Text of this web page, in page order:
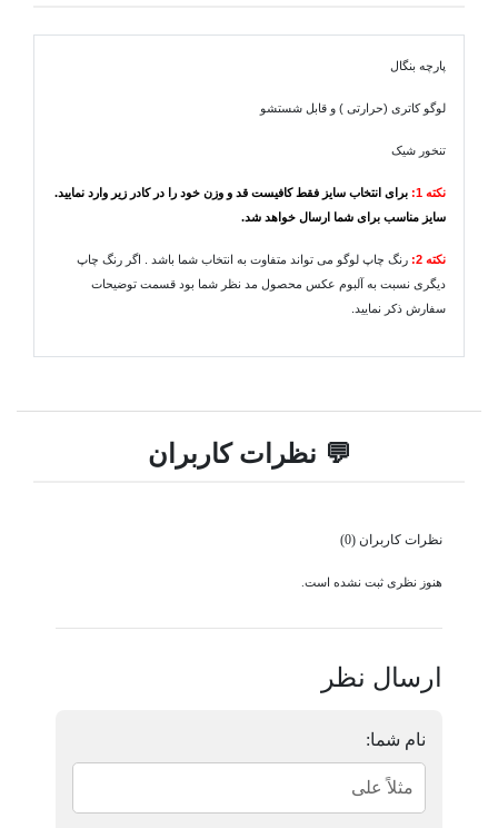
پارچه بنگال
لوگو کاتری (حرارتی ) و قابل شستشو
تنخور شیک
نکته 1:
برای انتخاب سایز فقط کافیست قد و وزن خود را در کادر زیر وارد نمایید.
سایز مناسب برای شما ارسال خواهد شد.
نکته 2:
رنگ چاپ لوگو می تواند متفاوت به انتخاب شما باشد . اگر رنگ چاپ
دیگری نسبت به آلبوم عکس محصول مد نظر شما بود قسمت توضیحات
سفارش ذکر نمایید.
💬 نظرات کاربران
نظرات کاربران (0)
هنوز نظری ثبت نشده است.
ارسال نظر
نام شما: